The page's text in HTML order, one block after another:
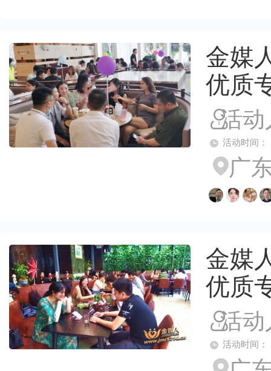
金媒
优质
活
活动时间：
广
金媒
优质
活
活动时间：